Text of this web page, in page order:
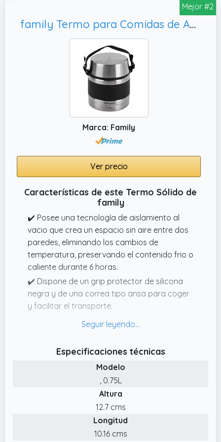
Mejor #2
family Termo para Comidas de Acero Inoxidable, Salsas o Ensaladas (750ML)
Marca: Family
Ver precio
Características de este Termo Sólido de
family
✔️ Posee una tecnología de aislamiento al
vacio que crea un espacio sin aire entre dos
paredes, eliminando los cambios de
temperatura, preservando el contenido frio o
caliente durante 6 horas.
✔️ Dispone de un grip protector de silicona
negra y de una correa tipo ansa para coger
y facilitar el transporte.
✔️ Este termo para comidas es ideal para
conteniendo un recipiente adicional para
ensaladas, sopas o salsas aislado.
✔️ Este termo portátil es ideal para
empleados de oficina, personas que viajan
diariamente, trabajadores en sitios aislados,
ir de camping o incluso para guardar comida
Especificaciones técnicas
Modelo
, 0.75L
Altura
12.7 cms
Longitud
10.16 cms